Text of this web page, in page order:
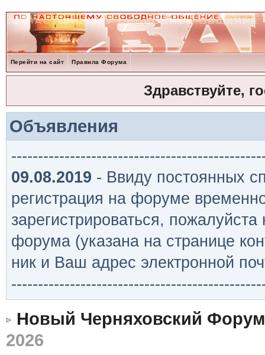
Перейти на сайт Правила Форума
Здравствуйте,
Объявления
09.08.2019 - Ввиду постоянных
регистрация на форуме
зарегистрироваться,
форума (указана на странице
ник и Ваш адрес электронной
Новый Черняховский Форум
2026